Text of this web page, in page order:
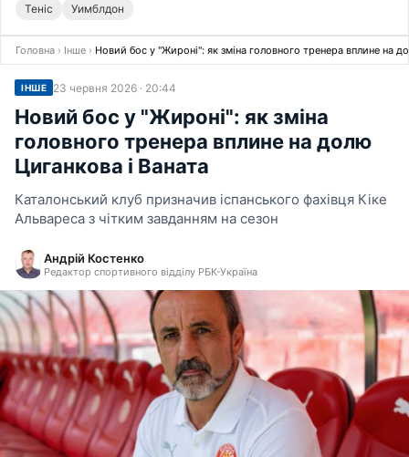
Теніс Уимблдон
Головна › Інше › Новий бос у "Жироні": як зміна головного тренера вплине на
ІНШЕ 23 червня 2026 · 20:44
Новий бос у "Жироні": як зміна
головного тренера вплине на долю
Циганкова і Ваната
Каталонський клуб призначив іспанського фахівця Кіке
Альвареса з чітким завданням на сезон
Андрій Костенко
Редактор спортивного відділу РБК-Україна